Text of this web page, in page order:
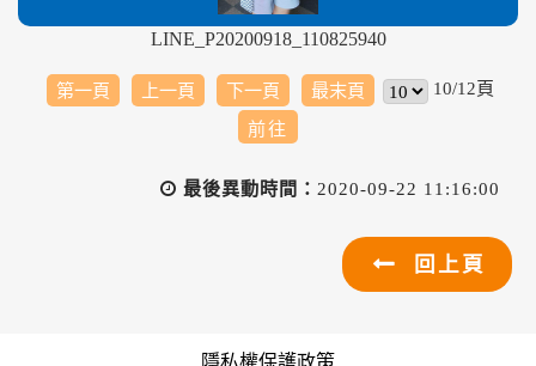
LINE_P20200918_110825940
第一頁 上一頁 下一頁 最末頁 10/12頁
最後異動時間： 2020-09-22 11:16:00
回上頁
隱私權保護政策